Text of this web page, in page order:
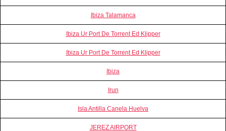
Ibiza Talamanca
Ibiza Ur Port De Torrent Ed Klipper
Ibiza Ur Port De Torrent Ed Klipper
Ibiza
Irun
Isla Antilla Canela Huelva
JEREZ AIRPORT